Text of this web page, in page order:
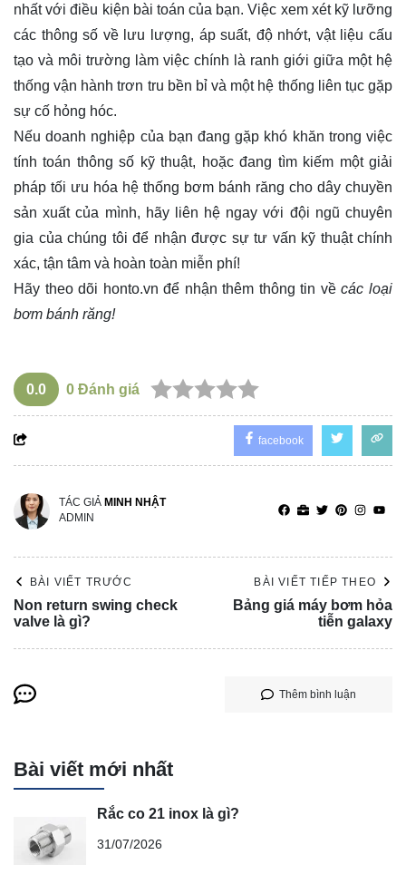
nhất với điều kiện bài toán của bạn. Việc xem xét kỹ lưỡng
các thông số về lưu lượng, áp suất, độ nhớt, vật liệu cấu
tạo và môi trường làm việc chính là ranh giới giữa một hệ
thống vận hành trơn tru bền bỉ và một hệ thống liên tục gặp
sự cố hỏng hóc.
Nếu doanh nghiệp của bạn đang gặp khó khăn trong việc
tính toán thông số kỹ thuật, hoặc đang tìm kiếm một giải
pháp tối ưu hóa hệ thống bơm bánh răng cho dây chuyền
sản xuất của mình, hãy liên hệ ngay với đội ngũ chuyên
gia của chúng tôi để nhận được sự tư vấn kỹ thuật chính
xác, tận tâm và hoàn toàn miễn phí!
Hãy theo dõi honto.vn để nhận thêm thông tin vềcác loại
bơm bánh răng!
0.0 0 Đánh giá
facebook
TÁC GIẢ MINH NHẬT
ADMIN
BÀI VIẾT TRƯỚC
Non return swing check
valve là gì?
BÀI VIẾT TIẾP THEO
Bảng giá máy bơm hỏa
tiễn galaxy
Thêm bình luận
Bài viết mới nhất
Rắc co 21 inox là gì?
31/07/2026